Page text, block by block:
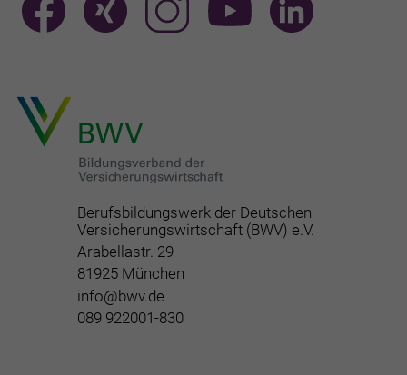
Berufsbildungswerk der Deutschen
Versicherungswirtschaft (BWV) e.V.
Arabellastr. 29
81925 München
info@bwv.de
089 922001-830